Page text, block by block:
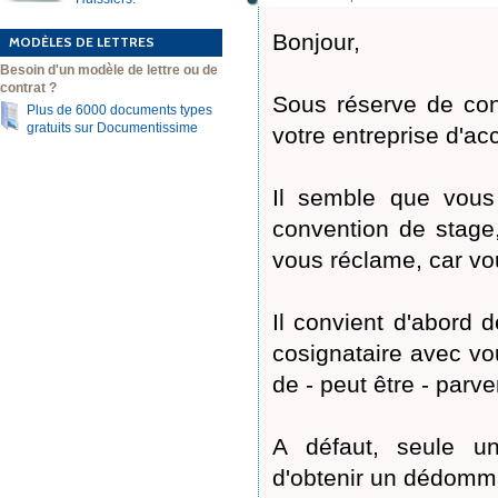
MODÈLES DE LETTRES
Besoin d'un modèle de lettre ou de
contrat ?
Plus de 6000 documents types
gratuits sur Documentissime
Bonjour,
Sous réserve de
votre entreprise
Il semble que
convention de
vous réclame, car
Il convient d'abord
cosignataire avec
de - peut être -
A défaut, seule
d'obtenir un